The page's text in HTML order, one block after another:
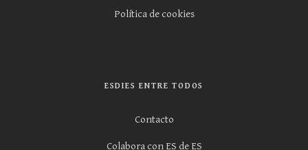
Política de cookies
ESDIES ENTRE TODOS
Contacto
Colabora con ES de ES